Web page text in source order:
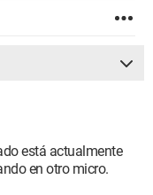
está actualmente
en otro micro.